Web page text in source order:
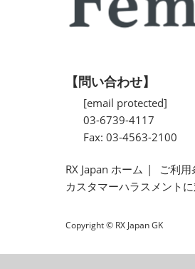
【問い合わせ】
[email protected]
03-6739-4117
Fax: 03-4563-2100
RX Japan ホーム ご利用
カスタマーハラスメント
Copyright © RX Japan GK